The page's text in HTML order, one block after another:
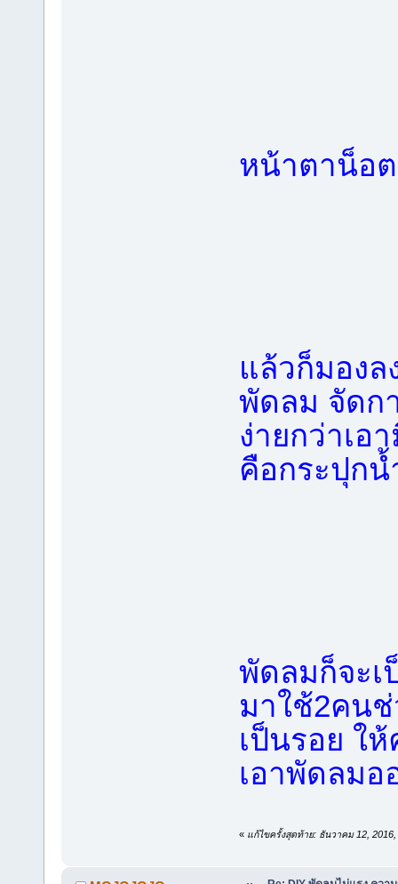
หน้าตาน็อต
แล้วก็มองล
พัดลม จัดก
ง่ายกว่าเอ
คือกระปุกน้
พัดลมก็จะ
มาใช้2คน
เป็นรอย ใ
เอาพัดลม
« แก้ไขครั้งสุดท้าย: ธันวาคม 12,